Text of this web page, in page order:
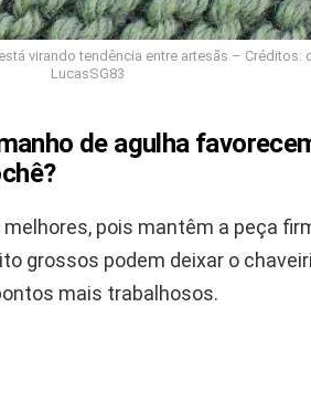
virando tendência entre artesãs –
LucasSG83
de agulha
pois mantêm a peça
grossos podem deixar o
mais trabalhosos.